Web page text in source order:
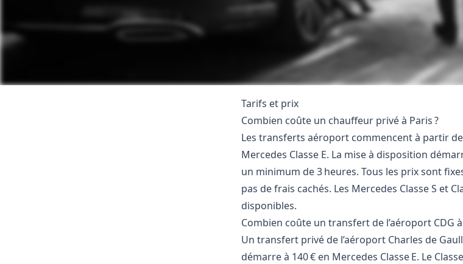
Tarifs et prix
Combien coûte un chauffeur privé à Paris ?
Les transferts aéroport commencent à partir de
Mercedes Classe E. La mise à disposition
un minimum de 3 heures. Tous les prix sont
pas de frais cachés. Les Mercedes Classe S et
disponibles.
Combien coûte un transfert de l’aéroport CDG à
Un transfert privé de l’aéroport Charles de
démarre à 140 € en Mercedes Classe E. Le